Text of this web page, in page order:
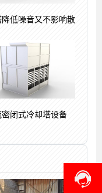
低噪音又不影响散
闭式冷却塔设备